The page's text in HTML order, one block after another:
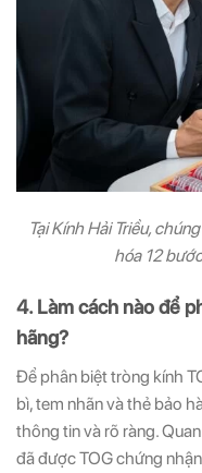
Tại Kính Hải Triều,
hóa 12
4. Làm cách nào để
hãng?
Để phân biệt tròng kính
bì, tem nhãn và thẻ bảo
thông tin và rõ ràng.
đã được TOG chứng